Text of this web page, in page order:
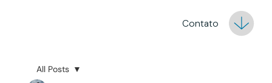
Contato
All Posts